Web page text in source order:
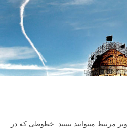
میتوانید ببینید. خطوطی که در